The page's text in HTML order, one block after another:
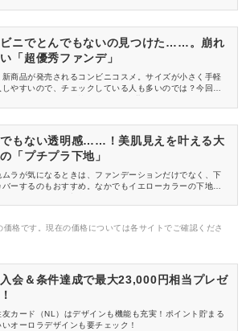
、小さなサイズで持ち運びにぴったり！仕上がりもキレイ
ビニでとんでもないの見つけた……。崩れ
「超優秀ファンデ」
新商品が発売されるコンビニコスメ。サイズが小さく手軽
しやすいので、チェックしている人も多いのでは？今回は
アンドバイロムアンド)「コンフォートベルベットプレ
でもない透明感……！美肌見えを叶える大
「プチプラ下地」
ムラが気になるときは、ファンデーションだけでなく、下
バーするのもおすすめ。なかでもイエローカラーの下地
キャンディドール)の「トーンアップUVベース」
格です。現在の価格については各サイトでご確認くださ
会＆条件達成で最大23,000円相当プレゼ
友カード（NL）はデザインも機能も充実！ポイント貯まる
オーロラデザインも要チェック！